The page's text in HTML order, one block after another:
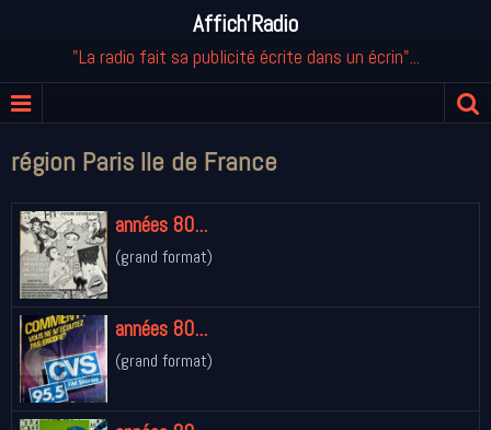
Affich'Radio
"La radio fait sa publicité écrite dans un écrin"...
région Paris Ile de France
années 80...
(grand format)
années 80...
(grand format)